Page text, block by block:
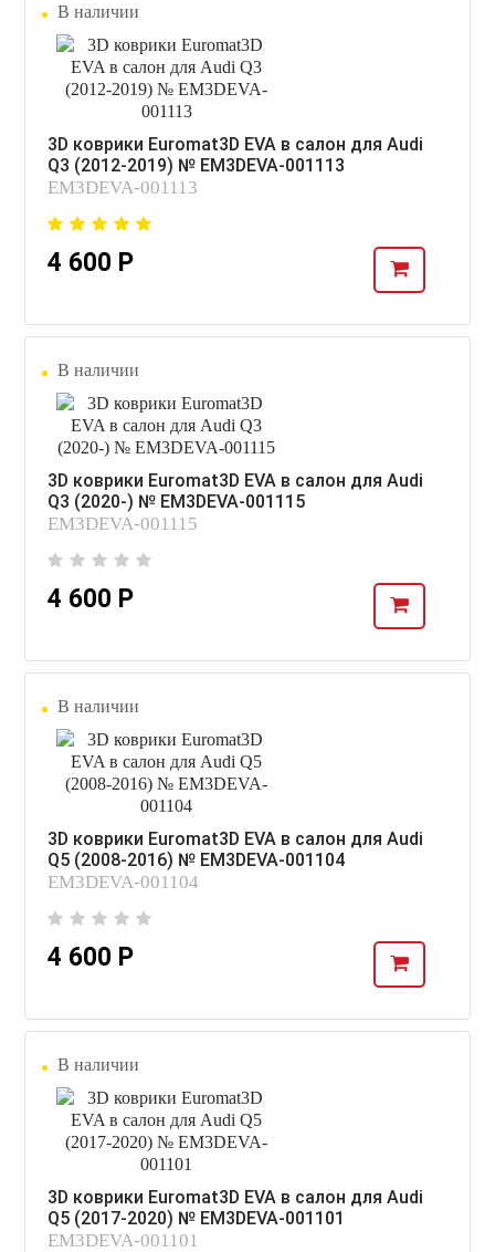
В наличии
3D коврики Euromat3D EVA в салон для Audi
Q3 (2012-2019) № EM3DEVA-001113
EM3DEVA-001113
4 600 Р
В наличии
3D коврики Euromat3D EVA в салон для Audi
Q3 (2020-) № EM3DEVA-001115
EM3DEVA-001115
4 600 Р
В наличии
3D коврики Euromat3D EVA в салон для Audi
Q5 (2008-2016) № EM3DEVA-001104
EM3DEVA-001104
4 600 Р
В наличии
3D коврики Euromat3D EVA в салон для Audi
Q5 (2017-2020) № EM3DEVA-001101
EM3DEVA-001101